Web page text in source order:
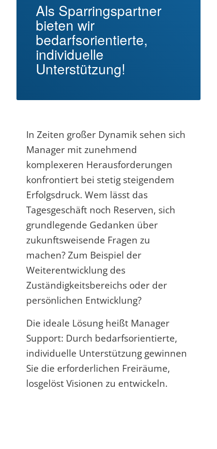
Als Sparringspartner
bieten wir
bedarfsorientierte,
individuelle
Unterstützung!
In Zeiten großer Dynamik sehen sich
Manager mit zunehmend
komplexeren Herausforderungen
konfrontiert bei stetig steigendem
Erfolgsdruck. Wem lässt das
Tagesgeschäft noch Reserven, sich
grundlegende Gedanken über
zukunftsweisende Fragen zu
machen? Zum Beispiel der
Weiterentwicklung des
Zuständigkeitsbereichs oder der
persönlichen Entwicklung?
Die ideale Lösung heißt Manager
Support: Durch bedarfsorientierte,
individuelle Unterstützung gewinnen
Sie die erforderlichen Freiräume,
losgelöst Visionen zu entwickeln.